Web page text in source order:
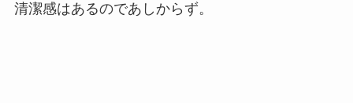
清潔感はあるのであしからず。